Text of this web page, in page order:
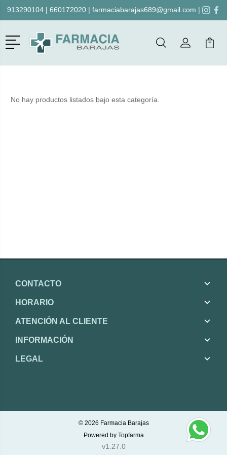
913290104| 660172020| farmaciabarajas689@gmail.com |
Menú
BuscarMi Cuenta
Mi
No hay productos listados bajo esta categoría.
CONTACTO
HORARIO
ATENCIÓN AL CLIENTE
INFORMACIÓN
LEGAL
© 2026 Farmacia Barajas
Powered by Topfarma
v1.27.0